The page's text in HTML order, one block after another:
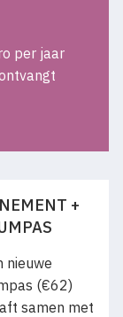
per jaar
+
nieuwe
(€62)
samen met